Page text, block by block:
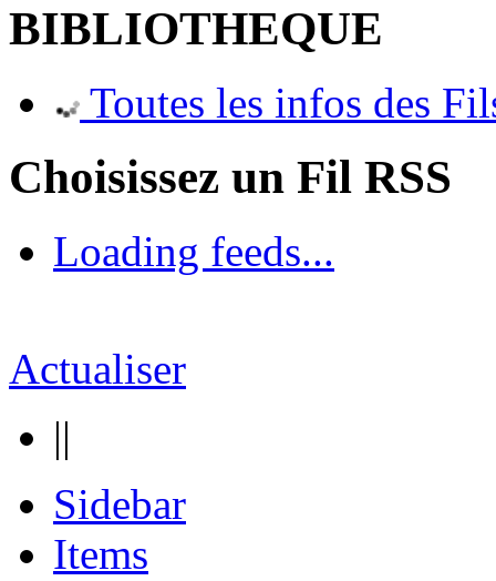
BIBLIOTHEQUE
Toutes les infos des
Choisissez un Fil RSS
Loading feeds...
Actualiser
||
Sidebar
Items